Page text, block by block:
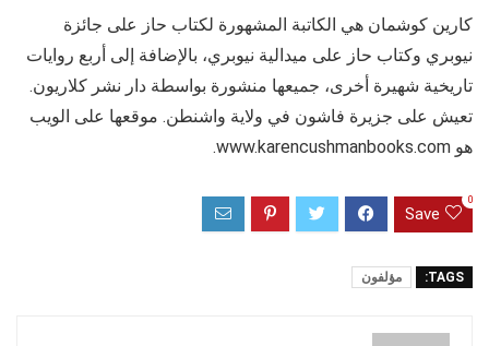
كارين كوشمان هي الكاتبة المشهورة لكتاب حاز على جائزة
نيوبري وكتاب حاز على ميدالية نيوبري، بالإضافة إلى أربع روايات
تاريخية شهيرة أخرى، جميعها منشورة بواسطة دار نشر كلاريون.
تعيش على جزيرة فاشون في ولاية واشنطن. موقعها على الويب
هو www.karencushmanbooks.com.
Save
0
TAGS: مؤلفون